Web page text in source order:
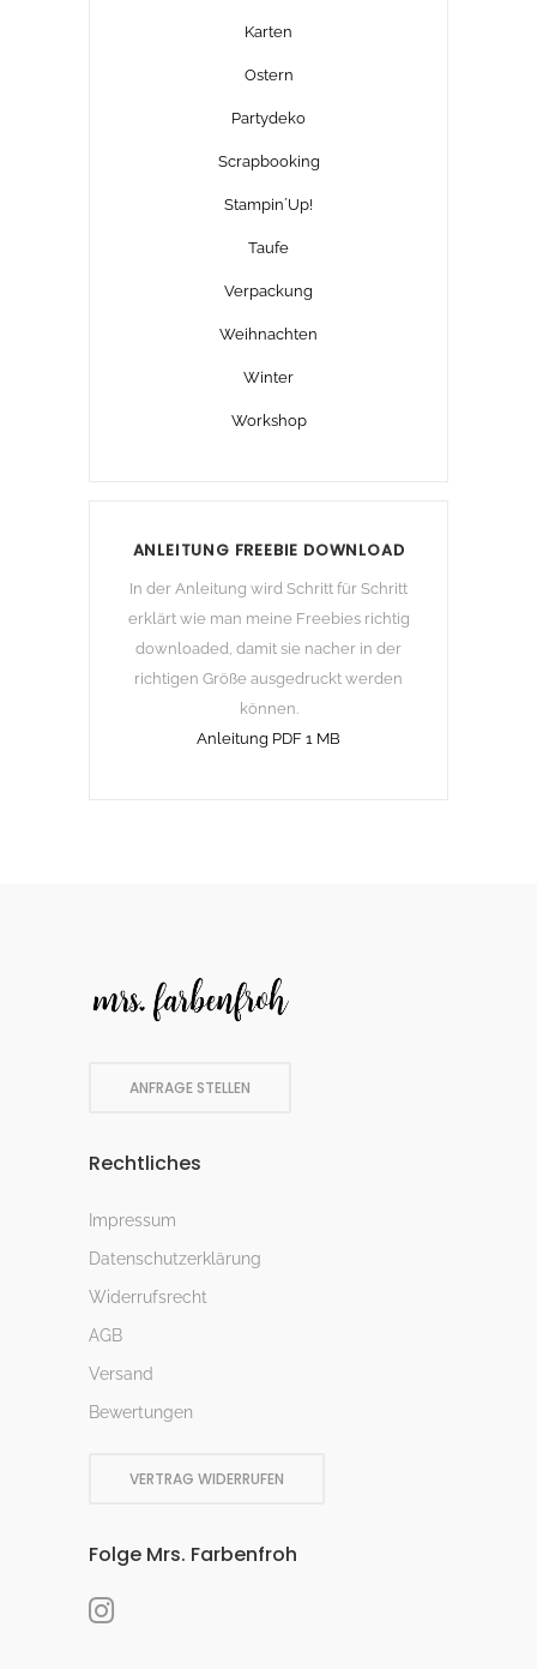
Karten
Ostern
Partydeko
Scrapbooking
Stampin´Up!
Taufe
Verpackung
Weihnachten
Winter
Workshop
ANLEITUNG FREEBIE DOWNLOAD
In der Anleitung wird Schritt für Schritt
erklärt wie man meine Freebies richtig
downloaded, damit sie nacher in der
richtigen Größe ausgedruckt werden
können.
Anleitung PDF 1 MB
ANFRAGE STELLEN
Rechtliches
Impressum
Datenschutzerklärung
Widerrufsrecht
AGB
Versand
Bewertungen
VERTRAG WIDERRUFEN
Folge Mrs. Farbenfroh